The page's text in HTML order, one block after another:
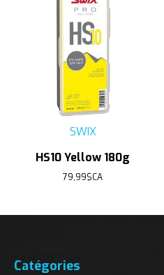
SWIX
HS10 Yellow 180g
79,99$CA
Catégories